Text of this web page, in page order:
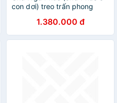
con dơi) treo trấn phong
1.380.000 đ